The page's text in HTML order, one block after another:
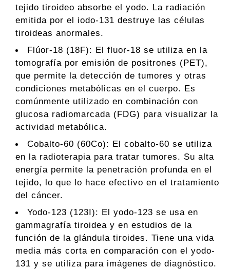
tejido tiroideo absorbe el yodo. La radiación
emitida por el iodo-131 destruye las células
tiroideas anormales.
Flúor-18 (18F): El fluor-18 se utiliza en la
tomografía por emisión de positrones (PET),
que permite la detección de tumores y otras
condiciones metabólicas en el cuerpo. Es
comúnmente utilizado en combinación con
glucosa radiomarcada (FDG) para visualizar la
actividad metabólica.
Cobalto-60 (60Co): El cobalto-60 se utiliza
en la radioterapia para tratar tumores. Su alta
energía permite la penetración profunda en el
tejido, lo que lo hace efectivo en el tratamiento
del cáncer.
Yodo-123 (123I): El yodo-123 se usa en
gammagrafía tiroidea y en estudios de la
función de la glándula tiroides. Tiene una vida
media más corta en comparación con el yodo-
131 y se utiliza para imágenes de diagnóstico.